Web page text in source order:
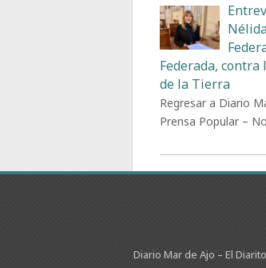
Federada,
de la Tierra
Regresar a Diario
Prensa Popular –
Diario Mar de Ajo – El Diarito